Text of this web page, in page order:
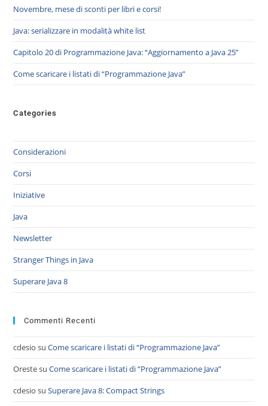
Novembre, mese di sconti per libri e corsi!
Java: serializzare in modalità white list
Capitolo 20 di Programmazione Java: “Aggiornamento a Java 25”
Come scaricare i listati di “Programmazione Java”
Categories
Considerazioni
Corsi
Iniziative
Java
Newsletter
Stranger Things in Java
Superare Java 8
Commenti Recenti
cdesio suCome scaricare i listati di “Programmazione Java”
OrestesuCome scaricare i listati di “Programmazione Java”
cdesio suSuperare Java 8: Compact Strings